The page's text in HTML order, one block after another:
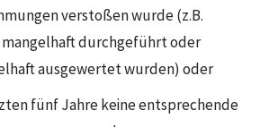
verstoßen wurde (z.B.
durchgeführt oder
ausgewertet wurden) oder
fünf Jahre keine entsprechende